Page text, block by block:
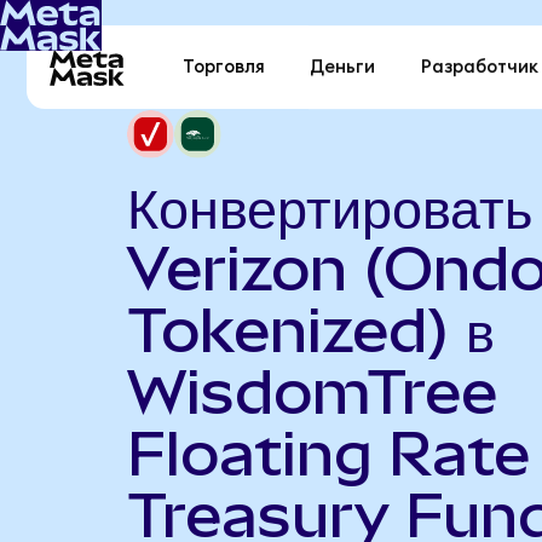
Торговля Деньги Разработчик
Конвертировать
Verizon
Tokenized) в
WisdomTree
Floating Rate
Treasury